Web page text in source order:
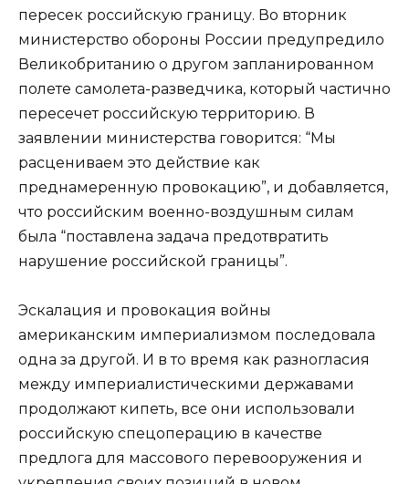
пересек российскую границу. Во вторник
министерство обороны России предупредило
Великобританию о другом запланированном
полете самолета-разведчика, который частично
пересечет российскую территорию. В
заявлении министерства говорится: “Мы
расцениваем это действие как
преднамеренную провокацию”, и добавляется,
что российским военно-воздушным силам
была “поставлена задача предотвратить
нарушение российской границы”.
Эскалация и провокация войны
американским империализмом последовала
одна за другой. И в то время как разногласия
между империалистическими державами
продолжают кипеть, все они использовали
российскую спецоперацию в качестве
предлога для массового перевооружения и